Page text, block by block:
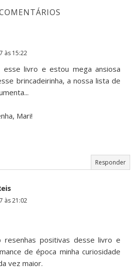
às 15:22
esse livro e estou mega ansiosa
brincadeirinha, a nossa lista de
Mari!
Responder
às 21:02
resenhas positivas desse livro e
de época minha curiosidade
vez maior.